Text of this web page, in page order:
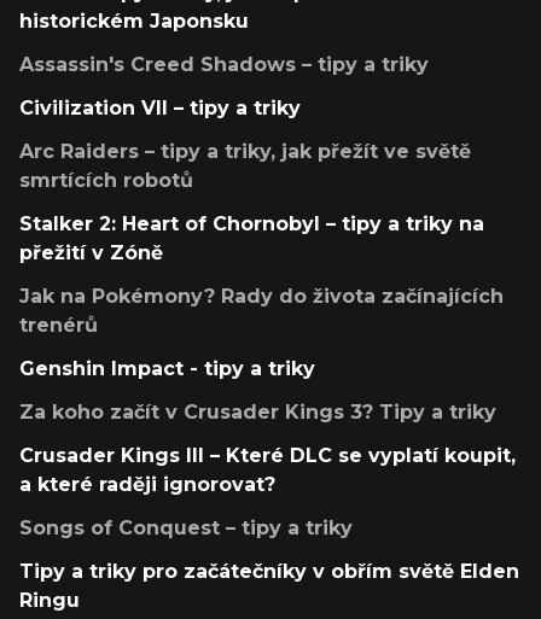
historickém Japonsku
Assassin's Creed Shadows – tipy a triky
Civilization VII – tipy a triky
Arc Raiders – tipy a triky, jak přežít ve světě
smrtících robotů
Stalker 2: Heart of Chornobyl – tipy a triky na
přežití v Zóně
Jak na Pokémony? Rady do života začínajících
trenérů
Genshin Impact - tipy a triky
Za koho začít v Crusader Kings 3? Tipy a triky
Crusader Kings III – Které DLC se vyplatí koupit,
a které raději ignorovat?
Songs of Conquest – tipy a triky
Tipy a triky pro začátečníky v obřím světě Elden
Ringu